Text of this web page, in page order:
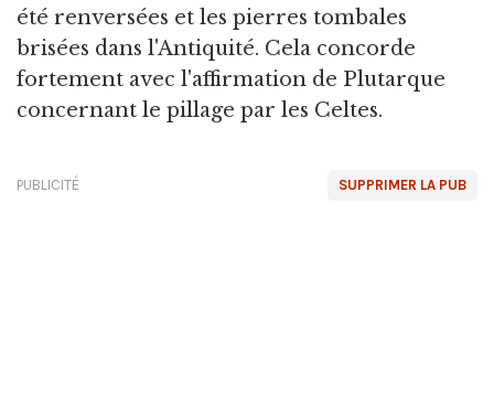
été renversées et les pierres tombales
brisées dans l'Antiquité. Cela concorde
fortement avec l'affirmation de Plutarque
concernant le pillage par les Celtes.
SUPPRIMER LA PUB
PUBLICITÉ